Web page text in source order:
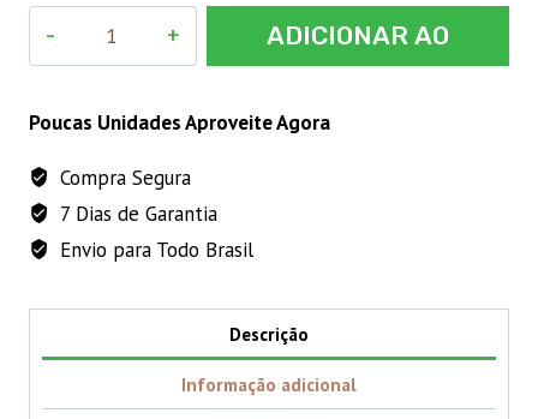
KG
quantidade
ADICIONAR AO
Poucas Unidades Aproveite Agora
Compra Segura
7 Dias de Garantia
Envio para Todo Brasil
Descrição
Informação adicional